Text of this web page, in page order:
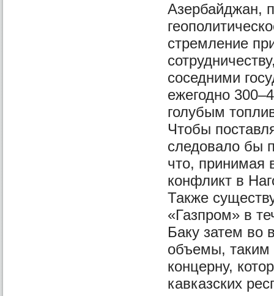
Азербайджан,
стремление
соседними
ежегодно
голубым
Чтобы
следовало бы
что, принимая
конфликт в
Также
«Газпром» в
Баку затем во
объемы, таким
концерну,
кавказских